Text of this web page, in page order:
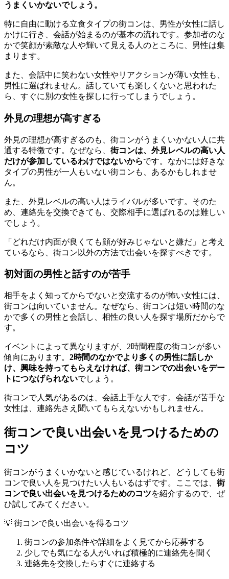
うまくいかないでしょう。
特に自由に動ける立食タイプの街コンは、男性が女性に話し
かけに行き、会話が始まるのが基本の流れです。参加者のな
かで笑顔が素敵な人や輝いて見える人のところに、男性は集
まります。
また、会話中に笑わない女性やリアクションが薄い女性も、
男性に選ばれません。話していても楽しくないと思われた
ら、すぐに別の女性を探しに行ってしまうでしょう。
外見の理想が高すぎる
外見の理想が高すぎるのも、街コンがうまくいかない人に共
通する特徴です。なぜなら、 街コンは、外見レベルの高い人
だけが参加しているわけではないからです。なかには好きな
タイプの男性が一人もいない街コンも、あるかもしれませ
ん。
また、外見レベルの高い人はライバルが多いです。そのた
め、連絡先を交換できても、交際相手に選ばれるのは難しい
でしょう。
「どれだけ内面が良くても顔が好みじゃないと嫌だ」と考え
ているなら、街コン以外の方法で出会いを探すべきです。
初対面の男性と話すのが苦手
相手をよく知ってからでないと交流するのが怖い女性には、
街コンは向いていません。なぜなら、街コンは短い時間のな
かで多くの男性と会話し、相性の良い人を探す場所だからで
す。
イベントによって異なりますが、2時間程度の街コンが多い
傾向にあります。 2時間のなかでより多くの男性に話しか
け、興味を持ってもらえなければ、街コンでの出会いをデー
トにつなげられないでしょう。
街コンで人気があるのは、会話上手な人です。会話が苦手な
女性は、連絡先さえ聞いてもらえないかもしれません。
街コンで良い出会いを見つけるための
コツ
街コンがうまくいかないと感じているけれど、どうしても街
コンで良い人を見つけたい人もいるはずです。ここでは、 街
コンで良い出会いを見つけるためのコツを紹介するので、ぜ
ひ試してみてください。
💡 街コンで良い出会いを得るコツ
街コンの参加条件や詳細をよく見てから応募する
少しでも気になる人がいれば積極的に連絡先を聞く
連絡先を交換したらすぐに連絡する